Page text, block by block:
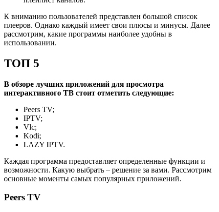
К вниманию пользователей представлен большой список
плееров. Однако каждый имеет свои плюсы и минусы. Далее
рассмотрим, какие программы наиболее удобны в
использовании.
ТОП 5
В обзоре лучших приложений для просмотра
интерактивного ТВ стоит отметить следующие:
Peers TV;
IPTV;
Vlc;
Kodi;
LAZY IPTV.
Каждая программа предоставляет определенные функции и
возможности. Какую выбрать – решение за вами. Рассмотрим
основные моменты самых популярных приложений.
Peers TV